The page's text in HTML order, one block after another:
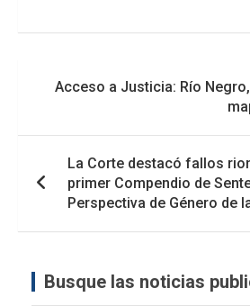
Acceso a Justicia: Río
La Corte destacó fallos
primer Compendio de
Perspectiva de Género de
Busque las noticias